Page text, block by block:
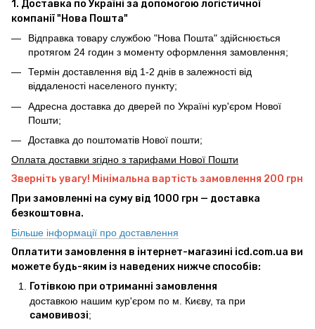
1. Доставка по Україні за допомогою логістичної
компанії "Нова Пошта"
Відправка товару службою "Нова Пошта" здійснюється
протягом 24 годин з моменту оформлення замовлення;
Термін доставлення від 1-2 днів в залежності від
віддаленості населеного пункту;
Адресна доставка до дверей по Україні кур'єром Нової
Пошти;
Доставка до поштоматів Нової пошти;
Оплата доставки згідно з тарифами Нової Пошти
Зверніть увагу! Мінімальна вартість замовлення 200 грн
При замовленні на суму від 1000 грн — доставка
безкоштовна.
Більше інформації про доставлення
Оплатити замовлення в інтернет-магазині icd.com.ua ви
можете будь-яким із наведених нижче способів:
Готівкою при отриманні замовлення
доставкою нашим кур'єром по м. Києву, та при
самовивозі;